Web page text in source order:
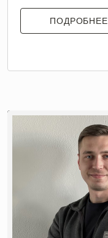
ПОДРОБНЕЕ